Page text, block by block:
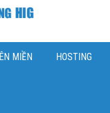
MIỀN HOSTING